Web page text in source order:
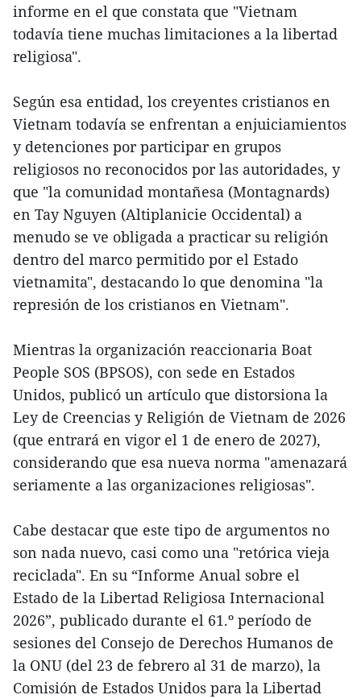
informe en el que constata que "Vietnam
todavía tiene muchas limitaciones a la libertad
religiosa".
Según esa entidad, los creyentes cristianos en
Vietnam todavía se enfrentan a enjuiciamientos
y detenciones por participar en grupos
religiosos no reconocidos por las autoridades, y
que "la comunidad montañesa (Montagnards)
en Tay Nguyen (Altiplanicie Occidental) a
menudo se ve obligada a practicar su religión
dentro del marco permitido por el Estado
vietnamita", destacando lo que denomina "la
represión de los cristianos en Vietnam".
Mientras la organización reaccionaria Boat
People SOS (BPSOS), con sede en Estados
Unidos, publicó un artículo que distorsiona la
Ley de Creencias y Religión de Vietnam de 2026
(que entrará en vigor el 1 de enero de 2027),
considerando que esa nueva norma "amenazará
seriamente a las organizaciones religiosas".
Cabe destacar que este tipo de argumentos no
son nada nuevo, casi como una "retórica vieja
reciclada". En su “Informe Anual sobre el
Estado de la Libertad Religiosa Internacional
2026”, publicado durante el 61.º período de
sesiones del Consejo de Derechos Humanos de
la ONU (del 23 de febrero al 31 de marzo), la
Comisión de Estados Unidos para la Libertad